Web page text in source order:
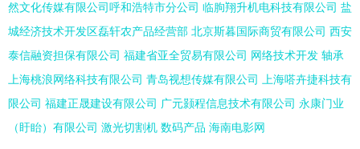
然文化传媒有限公司呼和浩特市分公司 临朐翔升机电科技有限公司 盐
城经济技术开发区磊轩农产品经营部 北京斯暮国际商贸有限公司 西安
泰信融资担保有限公司 福建省亚全贸易有限公司 网络技术开发 轴承
上海桃浪网络科技有限公司 青岛视想传媒有限公司
上海嗒卉捷科技有
限公司 福建正晟建设有限公司 广元颢程信息技术有限公司 永康门业
（盱眙）有限公司 激光切割机 数码产品 海南电影网